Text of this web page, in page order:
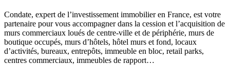
Condate, expert de l’investissement immobilier en France, est votre
partenaire pour vous accompagner dans la cession et l’acquisition de
murs commerciaux loués de centre-ville et de périphérie, murs de
boutique occupés, murs d’hôtels, hôtel murs et fond, locaux
d’activités, bureaux, entrepôts, immeuble en bloc, retail parks,
centres commerciaux, immeubles de rapport…